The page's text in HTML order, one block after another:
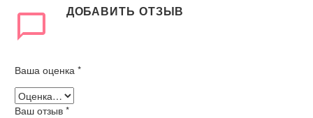
ДОБАВИТЬ ОТЗЫВ
Ваша оценка *
Ваш отзыв *